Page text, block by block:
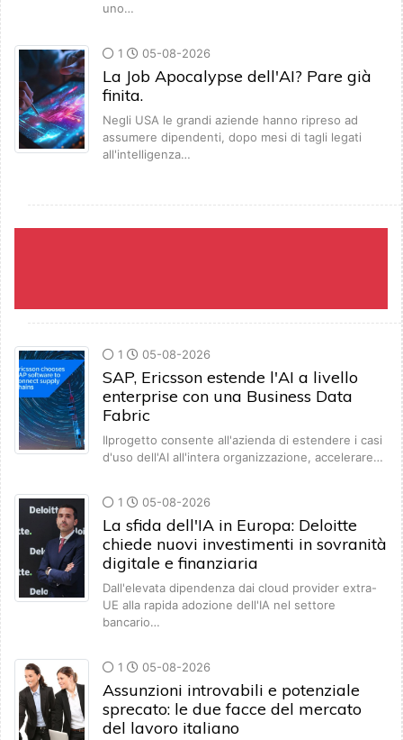
uno…
1 05-08-2026
La Job Apocalypse dell'AI? Pare già
finita.
Negli USA le grandi aziende hanno ripreso ad
assumere dipendenti, dopo mesi di tagli legati
all'intelligenza…
1 05-08-2026
SAP, Ericsson estende l'AI a livello
enterprise con una Business Data
Fabric
Ilprogetto consente all'azienda di estendere i casi
d'uso dell'AI all'intera organizzazione, accelerare…
1 05-08-2026
La sfida dell'IA in Europa: Deloitte
chiede nuovi investimenti in sovranità
digitale e finanziaria
Dall'elevata dipendenza dai cloud provider extra-
UE alla rapida adozione dell'IA nel settore
bancario…
1 05-08-2026
Assunzioni introvabili e potenziale
sprecato: le due facce del mercato
del lavoro italiano